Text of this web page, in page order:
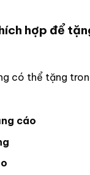
hợp để
có thể tặng
cáo